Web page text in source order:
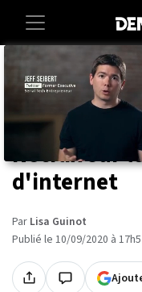
Entertainment
« Le
sociaux » :
Netflix sur
d'internet
Par Lisa Guinot
Publié le 10/09/2020 à